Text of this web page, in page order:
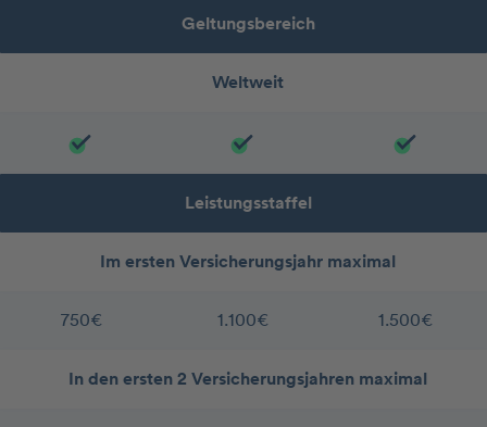
Geltungsbereich
Weltweit
Leistungsstaffel
Im ersten Versicherungsjahr maximal
750€ 1.100€ 1.500€
In den ersten 2 Versicherungsjahren maximal